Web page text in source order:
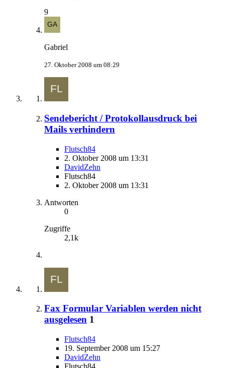
9
Gabriel
27. Oktober 2008 um 08:29
Sendebericht / Protokollausdruck bei
Mails verhindern
Flutsch84
2. Oktober 2008 um 13:31
DavidZehn
Flutsch84
2. Oktober 2008 um 13:31
Antworten
0
Zugriffe
2,1k
Fax Formular Variablen werden nicht
ausgelesen 1
Flutsch84
19. September 2008 um 15:27
DavidZehn